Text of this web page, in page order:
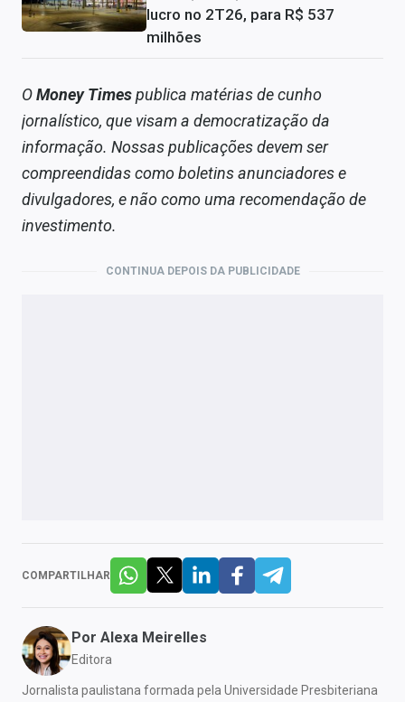
lucro no 2T26, para R$ 537
milhões
OMoney Timespublica matérias de cunho
jornalístico, que visam a democratização da
informação. Nossas publicações devem ser
compreendidas como boletins anunciadores e
divulgadores, e não como uma recomendação de
investimento.
CONTINUA DEPOIS DA PUBLICIDADE
COMPARTILHAR
Por Alexa Meirelles
Editora
Jornalista paulistana formada pela Universidade Presbiteriana